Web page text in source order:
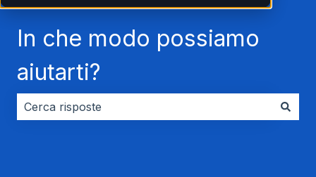
In che modo possiamo
aiutarti?